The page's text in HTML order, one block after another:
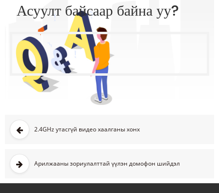
Асуулт байсаар байна уу?
2.4GHz утасгүй видео хаалганы хонх
Арилжааны зориулалттай үүлэн домофон шийдэл